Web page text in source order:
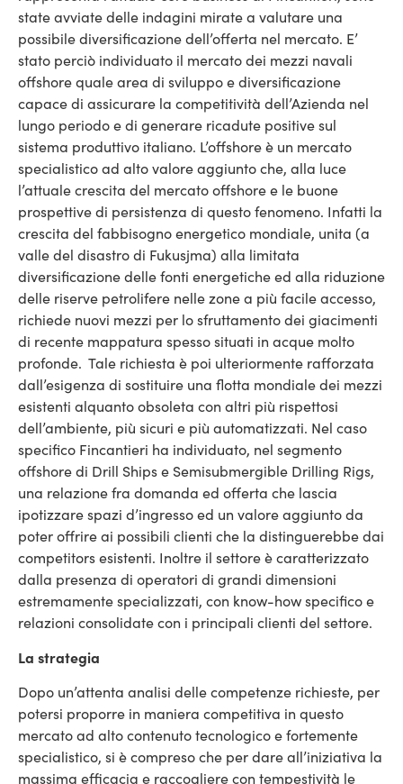
state avviate delle indagini mirate a valutare una
possibile diversificazione dell’offerta nel mercato. E’
stato perciò individuato il mercato dei mezzi navali
offshore quale area di sviluppo e diversificazione
capace di assicurare la competitività dell’Azienda nel
lungo periodo e di generare ricadute positive sul
sistema produttivo italiano. L’offshore è un mercato
specialistico ad alto valore aggiunto che, alla luce
l’attuale crescita del mercato offshore e le buone
prospettive di persistenza di questo fenomeno. Infatti la
crescita del fabbisogno energetico mondiale, unita (a
valle del disastro di Fukusjma) alla limitata
diversificazione delle fonti energetiche ed alla riduzione
delle riserve petrolifere nelle zone a più facile accesso,
richiede nuovi mezzi per lo sfruttamento dei giacimenti
di recente mappatura spesso situati in acque molto
profonde. Tale richiesta è poi ulteriormente rafforzata
dall’esigenza di sostituire una flotta mondiale dei mezzi
esistenti alquanto obsoleta con altri più rispettosi
dell’ambiente, più sicuri e più automatizzati. Nel caso
specifico Fincantieri ha individuato, nel segmento
offshore di Drill Ships e Semisubmergible Drilling Rigs,
una relazione fra domanda ed offerta che lascia
ipotizzare spazi d’ingresso ed un valore aggiunto da
poter offrire ai possibili clienti che la distinguerebbe dai
competitors esistenti. Inoltre il settore è caratterizzato
dalla presenza di operatori di grandi dimensioni
estremamente specializzati, con know-how specifico e
relazioni consolidate con i principali clienti del settore.
La strategia
Dopo un’attenta analisi delle competenze richieste, per
potersi proporre in maniera competitiva in questo
mercato ad alto contenuto tecnologico e fortemente
specialistico, si è compreso che per dare all’iniziativa la
massima efficacia e raccogliere con tempestività le